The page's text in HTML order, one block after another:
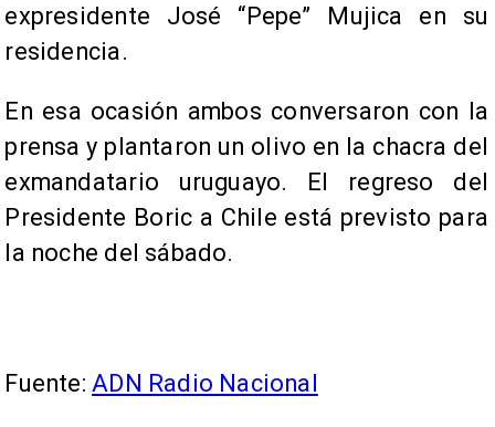
expresidente José “Pepe” Mujica en su
residencia.
En esa ocasión ambos conversaron con la
prensa y plantaron un olivo en la chacra del
exmandatario uruguayo. El regreso del
Presidente Boric a Chile está previsto para
la noche del sábado.
Fuente: ADN Radio Nacional